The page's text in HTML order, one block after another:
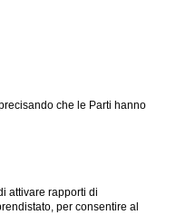
che le Parti hanno
attivare rapporti di
per consentire al